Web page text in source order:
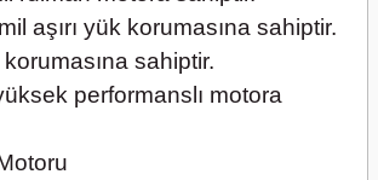
aşırı yük korumasına sahiptir.
sahiptir.
performanslı motora